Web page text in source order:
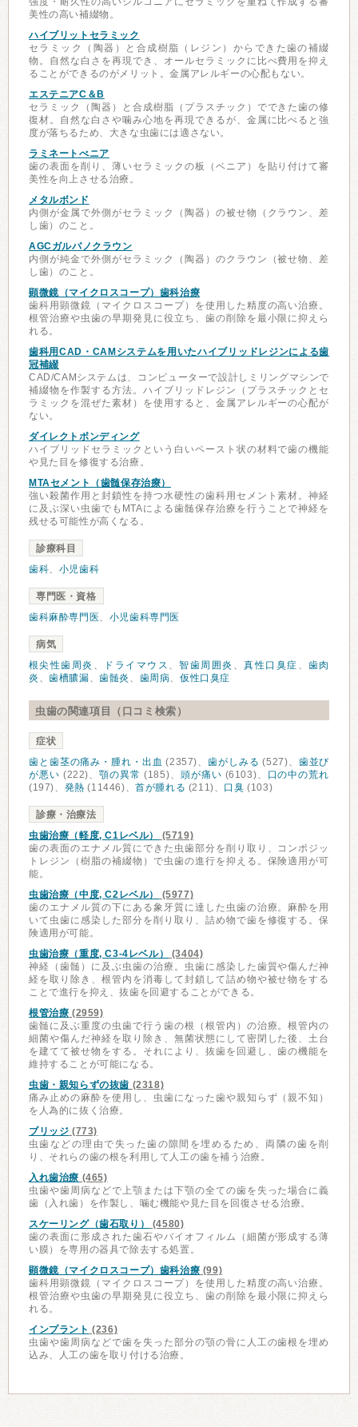
美性の高い補綴物。
ハイブリットセラミック
セラミック（陶器）と合成樹脂（レジン）からできた歯の補綴
物。自然な白さを再現でき、オールセラミックに比べ費用を抑え
ることができるのがメリット。金属アレルギーの心配もない。
エステニアC＆B
セラミック（陶器）と合成樹脂（プラスチック）でできた歯の修
復材。自然な白さや噛み心地を再現できるが、金属に比べると強
度が落ちるため、大きな虫歯には適さない。
ラミネートべニア
歯の表面を削り、薄いセラミックの板（ベニア）を貼り付けて審
美性を向上させる治療。
メタルボンド
内側が金属で外側がセラミック（陶器）の被せ物（クラウン、差
し歯）のこと。
AGCガルバノクラウン
内側が純金で外側がセラミック（陶器）のクラウン（被せ物、差
し歯）のこと。
顕微鏡（マイクロスコープ）歯科治療
歯科用顕微鏡（マイクロスコープ）を使用した精度の高い治療。
根管治療や虫歯の早期発見に役立ち、歯の削除を最小限に抑えら
れる。
歯科用CAD・CAMシステムを用いたハイブリッドレジンによる歯
冠補綴
CAD/CAMシステムは、コンピューターで設計しミリングマシンで
補綴物を作製する方法。ハイブリッドレジン（プラスチックとセ
ラミックを混ぜた素材）を使用すると、金属アレルギーの心配が
ない。
ダイレクトボンディング
ハイブリッドセラミックという白いペースト状の材料で歯の機能
や見た目を修復する治療。
MTAセメント（歯髄保存治療）
強い殺菌作用と封鎖性を持つ水硬性の歯科用セメント素材。神経
に及ぶ深い虫歯でもMTAによる歯髄保存治療を行うことで神経を
残せる可能性が高くなる。
診療科目
歯科、 小児歯科
専門医・資格
歯科麻酔専門医、 小児歯科専門医
病気
根尖性歯周炎 、 ドライマウス 、智歯周囲炎 、真性口臭症 、 歯肉
炎 、歯槽膿漏、歯髄炎 、 歯周病、仮性口臭症
虫歯の関連項目（口コミ検索）
症状
歯と歯茎の痛み・腫れ・出血 (2357)、歯がしみる (527)、 歯並び
が悪い (222)、顎の異常 (185)、 頭が痛い (6103)、
口の中の荒れ
(197)、 発熱 (11446)、首が腫れる (211)、 口臭 (103)
診療・治療法
虫歯治療（軽度, C1レベル）
(5719)
歯の表面のエナメル質にできた虫歯部分を削り取り、コンポジッ
トレジン（樹脂の補綴物）で虫歯の進行を抑える。保険適用が可
能。
虫歯治療（中度, C2レベル）
(5977)
歯のエナメル質の下にある象牙質に達した虫歯の治療。麻酔を用
いて虫歯に感染した部分を削り取り、詰め物で歯を修復する。保
険適用が可能。
虫歯治療（重度, C3-4レベル）
(3404)
神経（歯髄）に及ぶ虫歯の治療。虫歯に感染した歯質や傷んだ神
経を取り除き、根管内を消毒して封鎖して詰め物や被せ物をする
ことで進行を抑え、抜歯を回避することができる。
根管治療 (2959)
歯髄に及ぶ重度の虫歯で行う歯の根（根管内）の治療。根管内の
細菌や傷んだ神経を取り除き、無菌状態にして密閉した後、土台
を建てて被せ物をする。それにより、抜歯を回避し、歯の機能を
維持することが可能になる。
虫歯・親知らずの抜歯 (2318)
痛み止めの麻酔を使用し、虫歯になった歯や親知らず（親不知）
を人為的に抜く治療。
ブリッジ (773)
虫歯などの理由で失った歯の隙間を埋めるため、両隣の歯を削
り、それらの歯の根を利用して人工の歯を補う治療。
入れ歯治療 (465)
虫歯や歯周病などで上顎または下顎の全ての歯を失った場合に義
歯（入れ歯）を作製し、噛む機能や見た目を回復させる治療。
スケーリング（歯石取り）
(4580)
歯の表面に形成された歯石やバイオフィルム（細菌が形成する薄
い膜）を専用の器具で除去する処置。
顕微鏡（マイクロスコープ）歯科治療 (99)
歯科用顕微鏡（マイクロスコープ）を使用した精度の高い治療。
根管治療や虫歯の早期発見に役立ち、歯の削除を最小限に抑えら
れる。
インプラント (236)
虫歯や歯周病などで歯を失った部分の顎の骨に人工の歯根を埋め
込み、人工の歯を取り付ける治療。